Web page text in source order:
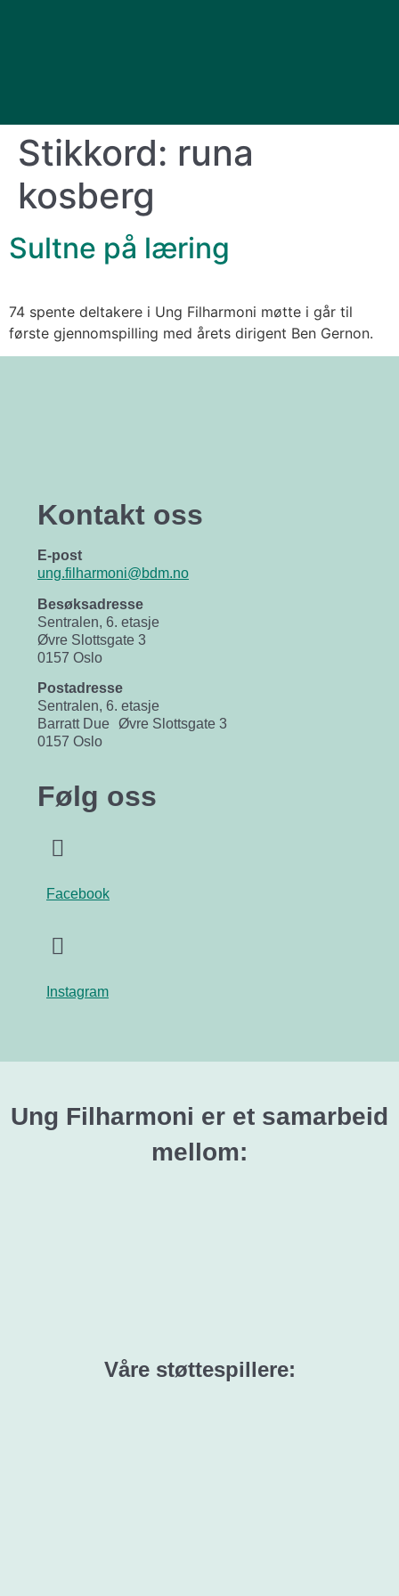
Stikkord: runa
kosberg
Sultne på læring
74 spente deltakere i Ung Filharmoni møtte i går til
første gjennomspilling med årets dirigent Ben Gernon.
Kontakt oss
E-post
ung.filharmoni@bdm.no
Besøksadresse
Sentralen, 6. etasje
Øvre Slottsgate 3
0157 Oslo
Postadresse
Sentralen, 6. etasje
Barratt Due Øvre Slottsgate 3
0157 Oslo
Følg oss
Facebook
Instagram
Ung Filharmoni er et samarbeid
mellom:
Våre støttespillere: